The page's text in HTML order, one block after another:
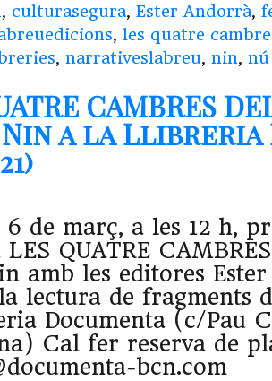
, culturasegura, Ester Andorrà,
, les quatre
, narrativeslabreu, nin,
CAMBRES
Nin a la Llibreria
6 de març, a les 12 h,
QUATRE
amb les editores
lectura de fragments
Documenta (c/Pau
Cal fer reserva de
bcn.com